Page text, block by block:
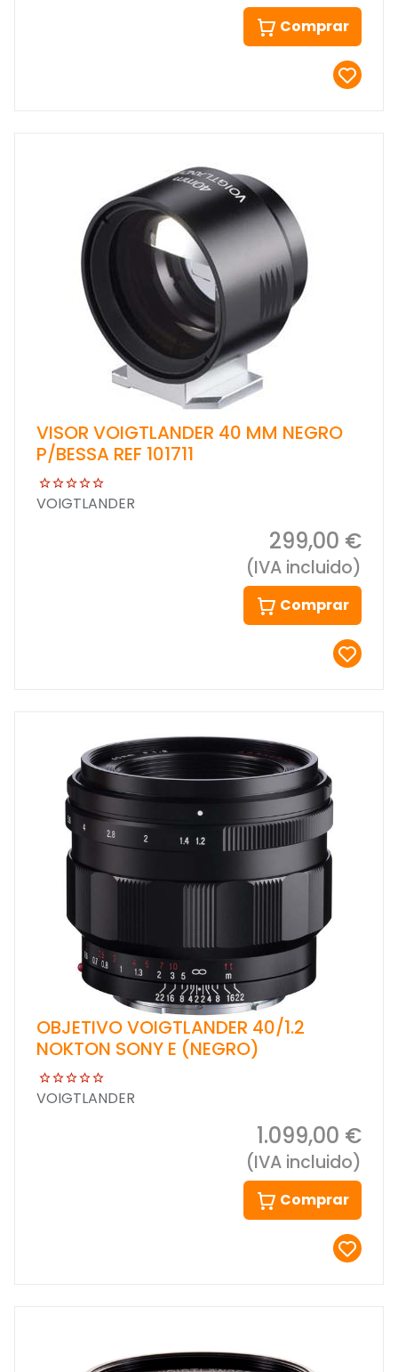
Comprar
VISOR VOIGTLANDER 40 MM NEGRO
P/BESSA REF 101711
VOIGTLANDER
299,00 €
(IVA incluido)
Comprar
OBJETIVO VOIGTLANDER 40/1.2
NOKTON SONY E (NEGRO)
VOIGTLANDER
1.099,00 €
(IVA incluido)
Comprar